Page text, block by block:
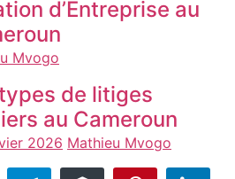
d’Entreprise au
Mvogo
de litiges
au Cameroun
2026 Mathieu Mvogo